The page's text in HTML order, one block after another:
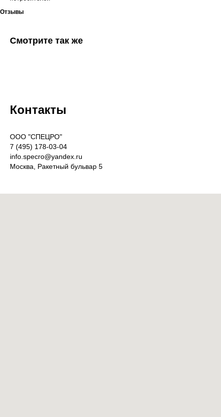
Отзывы
Смотрите так же
Контакты
OOO "СПЕЦРО"
7 (495) 178-03-04
info.specro@yandex.ru
Москва, Ракетный бульвар 5